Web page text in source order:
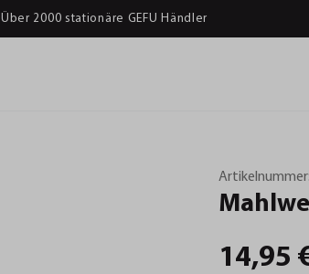
Über 2000 stationäre GEFU Händler
Artikelnummer:
14,95